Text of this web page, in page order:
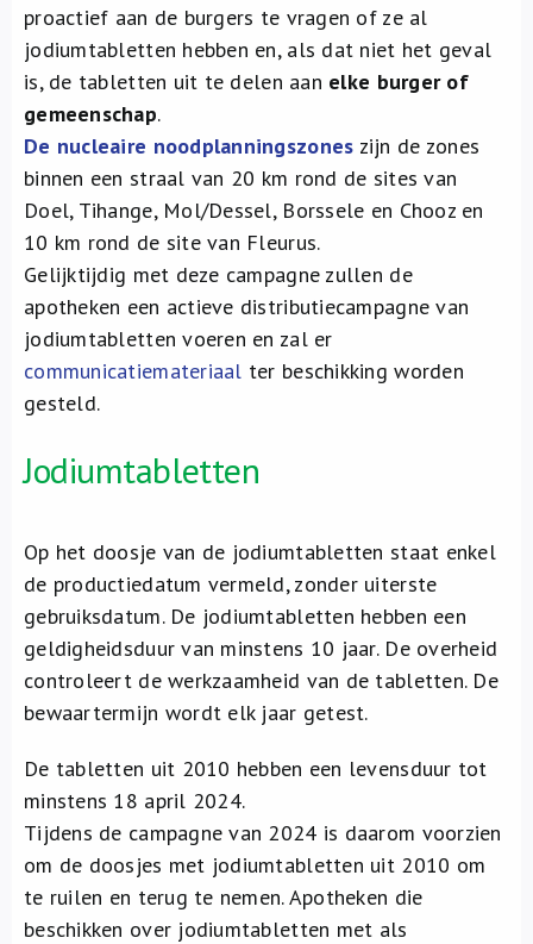
proactief aan de burgers te vragen of ze al
jodiumtabletten hebben en, als dat niet het geval
is, de tabletten uit te delen aan elke burger of
gemeenschap.
De nucleaire noodplanningszones zijn de zones
binnen een straal van 20 km rond de sites van
Doel, Tihange, Mol/Dessel, Borssele en Chooz en
10 km rond de site van Fleurus.
Gelijktijdig met deze campagne zullen de
apotheken een actieve distributiecampagne van
jodiumtabletten voeren en zal er
communicatiemateriaal ter beschikking worden
gesteld.
Jodiumtabletten
Op het doosje van de jodiumtabletten staat enkel
de productiedatum vermeld, zonder uiterste
gebruiksdatum. De jodiumtabletten hebben een
geldigheidsduur van minstens 10 jaar. De overheid
controleert de werkzaamheid van de tabletten. De
bewaartermijn wordt elk jaar getest.
De tabletten uit 2010 hebben een levensduur tot
minstens 18 april 2024.
Tijdens de campagne van 2024 is daarom voorzien
om de doosjes met jodiumtabletten uit 2010 om
te ruilen en terug te nemen. Apotheken die
beschikken over jodiumtabletten met als